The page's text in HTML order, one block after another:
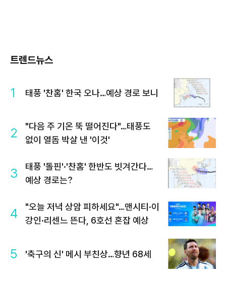
트렌드뉴스
1 태풍 '찬홈' 한국 오나…예상 경로 보니
2
"다음 주 기온 뚝 떨어진다"…태풍도
없이 열돔 박살 낸 '이것'
3
태풍 '돌핀'·'찬홈' 한반도 빗겨간다…
예상 경로는?
4
"오늘 저녁 상암 피하세요"…맨시티·이
강인·리센느 뜬다, 6호선 혼잡 예상
5 '축구의 신' 메시 부친상…향년 68세